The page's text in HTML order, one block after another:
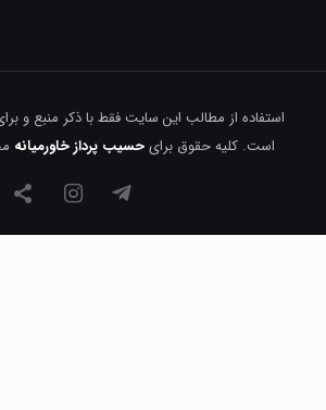
استفاده از مطالب این سایت فقط با ذکر منبع و
است. کلیه حقوق برایحسیب پرداز خاورمیانه